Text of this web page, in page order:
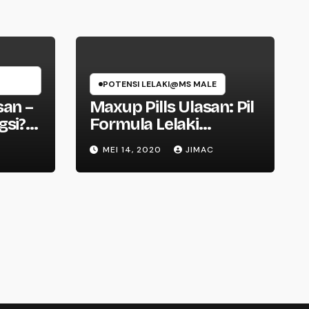
–
POTENSI LELAKI@MS MALE
Maxup Pills Ulasan: Pil
Formula Lelaki
Lanjutan, Tanpa Kesan
Sampingan & Bebas
Penipuan!
MEI 14, 2020 JIMAC